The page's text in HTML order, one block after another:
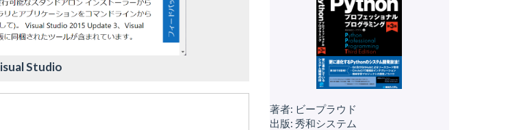
Studio
著者: ビープラウド
出版: 秀和システム